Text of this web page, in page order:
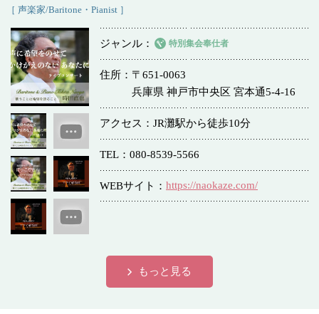
［ 声楽家/Baritone・Pianist ］
ジャンル 特別集会奉仕者
住所
〒651-0063
兵庫県 神戸市中央区 宮本通5-4-16
アクセス JR灘駅から徒歩10分
TEL 080-8539-5566
WEBサイト https://naokaze.com/
もっと見る